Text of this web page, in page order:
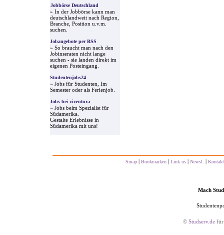
Jobbörse Deutschland
» In der Jobbörse kann man
deutschlandweit nach Region,
Branche, Position u.v.m.
suchen.
Jobangebote per RSS
» So braucht man nach den
Jobinseraten nicht lange
suchen - sie landen direkt im
eigenen Posteingang.
Studentenjobs24
» Jobs für Studenten, Im
Semester oder als Ferienjob.
Jobs bei viventura
» Jobs beim Spezialist für
Südamerika.
Gestalte Erlebnisse in
Südamerika mit uns!
Smap | Bookmarken | Link us | Newsl. | Kontakt
Mach
© Studserv.de für